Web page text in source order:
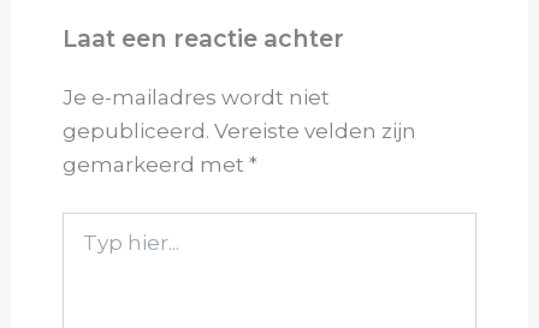
Laat een reactie achter
Je e-mailadres wordt niet
gepubliceerd. Vereiste velden zijn
gemarkeerd met *
hier...